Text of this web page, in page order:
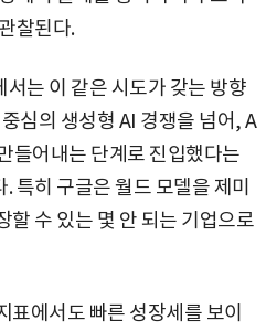
찰된다.
는 이 같은 시도가 갖는 방향
심의 생성형 AI 경쟁을 넘어, A
들어내는 단계로 진입했다는
특히 구글은 월드 모델을 제미
할 수 있는 몇 안 되는 기업으로
에서도 빠른 성장세를 보이